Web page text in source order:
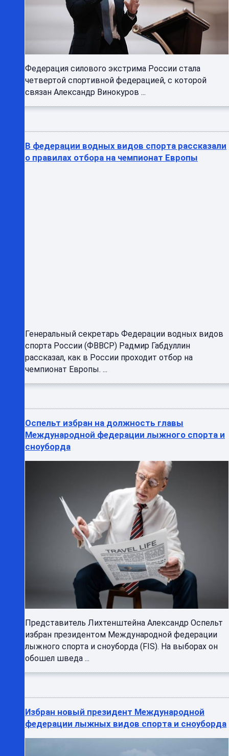
Федерация силового экстрима России стала
четвертой спортивной федерацией, с которой
связан Александр Винокуров ...
В федерации водных видов спорта рассказали
о правилах отбора на чемпионат Европы
Генеральный секретарь Федерации водных видов
спорта России (ФВВСР) Радмир Габдуллин
рассказал, как в России проходит отбор на
чемпионат Европы. ...
Оспельт избран на должность главы
Международной федерации лыжного спорта и
сноуборда
Представитель Лихтенштейна Александр Оспельт
избран президентом Международной федерации
лыжного спорта и сноуборда (FIS). На выборах он
обошел шведа ...
Избран новый президент Международной
федерации лыжных видов спорта и сноуборда